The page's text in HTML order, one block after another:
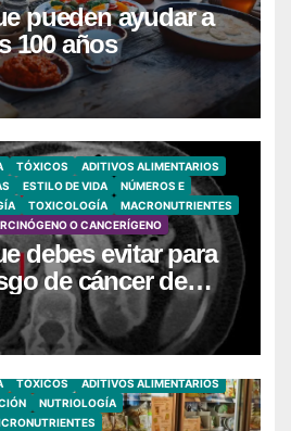
pueden ayudar a
100 años
TÓXICOS
ADITIVOS ALIMENTARIOS
ESTILO DE VIDA
NÚMEROS E
TOXICOLOGÍA
MACRONUTRIENTES
O CANCERÍGENO
debes evitar para
de cáncer de
TÓXICOS
ADITIVOS ALIMENTARIOS
NUTRIOLOGÍA